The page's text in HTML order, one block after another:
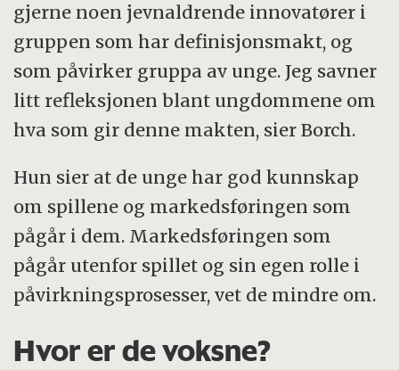
gjerne noen jevnaldrende innovatører i
gruppen som har definisjonsmakt, og
som påvirker gruppa av unge. Jeg savner
litt refleksjonen blant ungdommene om
hva som gir denne makten, sier Borch.
Hun sier at de unge har god kunnskap
om spillene og markedsføringen som
pågår i dem. Markedsføringen som
pågår utenfor spillet og sin egen rolle i
påvirkningsprosesser, vet de mindre om.
Hvor er de voksne?